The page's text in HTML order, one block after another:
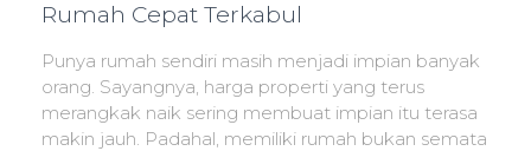
Rumah Cepat Terkabul
Punya rumah sendiri masih menjadi impian banyak
orang. Sayangnya, harga properti yang terus
merangkak naik sering membuat impian itu terasa
makin jauh. Padahal, memiliki rumah bukan semata